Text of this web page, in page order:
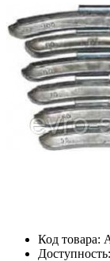
Код товара: